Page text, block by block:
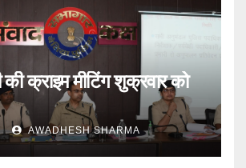
की क्राइम मीटिंग शुक्रवार को
AWADHESH SHARMA